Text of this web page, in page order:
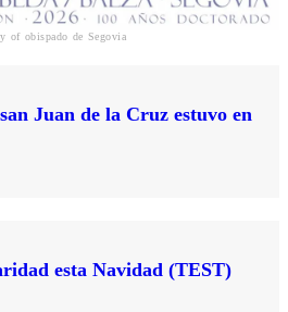
of obispado de Segovia
Juan de la Cruz estuvo en
esta Navidad (TEST)